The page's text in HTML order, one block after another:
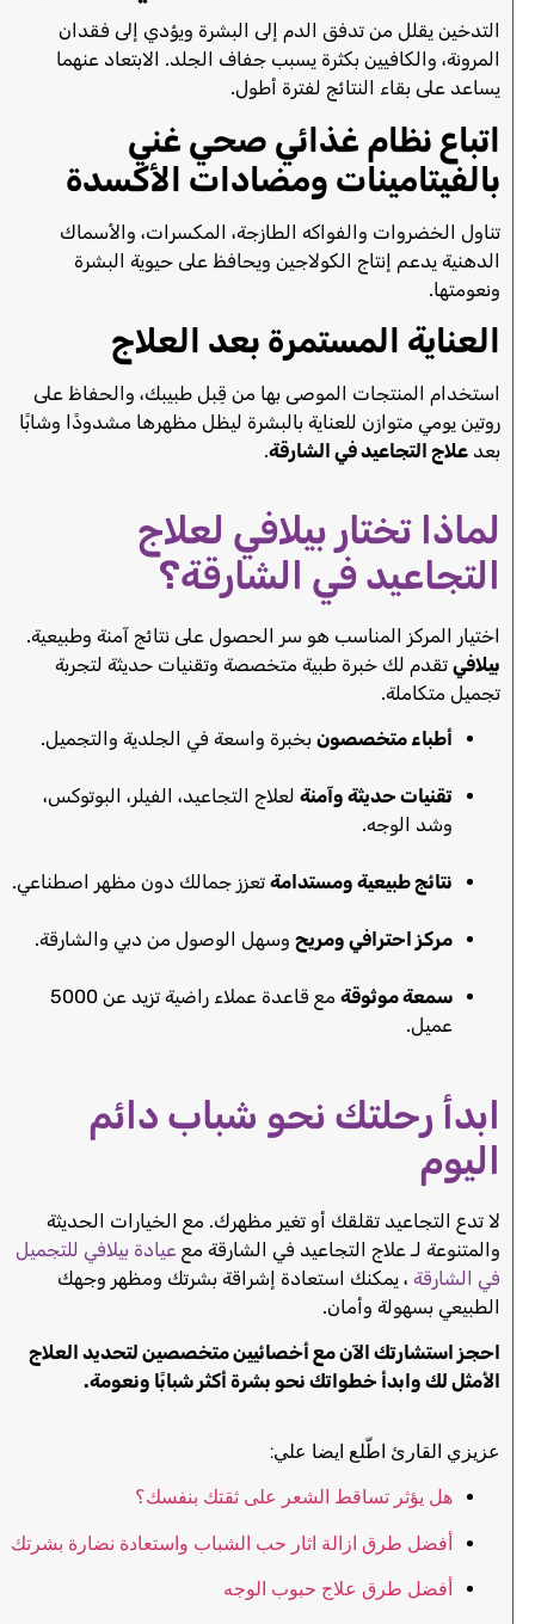
التدخين يقلل من تدفق الدم إلى البشرة ويؤدي إلى فقدان
المرونة، والكافيين بكثرة يسبب جفاف الجلد. الابتعاد عنهما
يساعد على بقاء النتائج لفترة أطول.
اتباع نظام غذائي صحي غني
بالفيتامينات ومضادات الأكسدة
تناول الخضروات والفواكه الطازجة، المكسرات، والأسماك
الدهنية يدعم إنتاج الكولاجين ويحافظ على حيوية البشرة
ونعومتها.
العناية المستمرة بعد العلاج
استخدام المنتجات الموصى بها من قِبل طبيبك، والحفاظ على
روتين يومي متوازن للعناية بالبشرة ليظل مظهرها مشدودًا وشابًا
بعد علاج التجاعيد في الشارقة.
لماذا تختار بيلافي لعلاج
التجاعيد في الشارقة؟
اختيار المركز المناسب هو سر الحصول على نتائج آمنة وطبيعية.
بيلافي تقدم لك خبرة طبية متخصصة وتقنيات حديثة لتجربة
تجميل متكاملة.
أطباء متخصصون بخبرة واسعة في الجلدية والتجميل.
تقنيات حديثة وآمنة لعلاج التجاعيد، الفيلر، البوتوكس،
وشد الوجه.
نتائج طبيعية ومستدامة تعزز جمالك دون مظهر اصطناعي.
مركز احترافي ومريح وسهل الوصول من دبي والشارقة.
سمعة موثوقة
مع قاعدة عملاء راضية تزيد عن 5000
عميل.
ابدأ رحلتك نحو شباب دائم
اليوم
لا تدع التجاعيد تقلقك أو تغير مظهرك. مع الخيارات الحديثة
والمتنوعة لـ علاج التجاعيد في الشارقة مع عيادة بيلافي للتجميل
في الشارقة ، يمكنك استعادة إشراقة بشرتك ومظهر وجهك
الطبيعي بسهولة وأمان.
احجز استشارتك الآن مع أخصائيين متخصصين لتحديد العلاج
الأمثل لك وابدأ خطواتك نحو بشرة أكثر شبابًا ونعومة.
عزيزي القارئ اطّلع ايضا علي:
هل يؤثر تساقط الشعر على ثقتك بنفسك؟
أفضل طرق ازالة اثار حب الشباب واستعادة نضارة بشرتك
أفضل طرق علاج حبوب الوجه